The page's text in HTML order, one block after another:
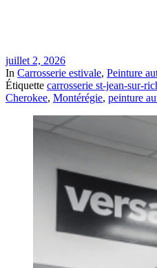
juillet 2, 2026
In Carrosserie estivale, Peinture
Étiquette carrosserie st-jean-sur-
Cherokee, Montérégie, peinture